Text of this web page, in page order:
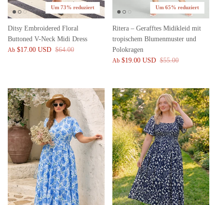
Um 73% reduziert
Ditsy Embroidered Floral
Buttoned V-Neck Midi Dress
Ab $17.00 USD $64.00
Um 65% reduziert
Ritera – Gerafftes Midikleid mit
tropischem Blumenmuster und
Polokragen
Ab $19.00 USD $55.00